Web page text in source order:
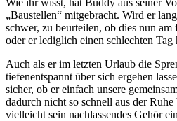
„Baustellen“ mitgebracht. Wird er
schwer, zu beurteilen, ob dies nun
oder er lediglich einen schlechten Tag
Auch als er im letzten Urlaub die
tiefenentspannt über sich ergehen
sicher, ob er einfach unsere
dadurch nicht so schnell aus der
vielleicht sein nachlassendes Gehör